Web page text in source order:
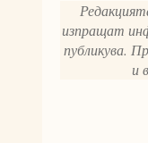
изпращат
публикува.
и